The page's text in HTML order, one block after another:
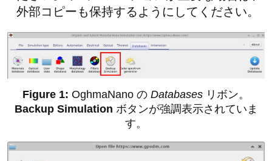
外部コピーも保持するようにしてください。
OghmaNano の Databases リボン。
Backup Simulation ボタンが強調表示されていま
す。